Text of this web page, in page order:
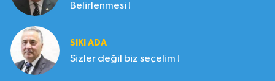
Belirlenmesi !
SIKI ADA
Sizler değil biz seçelim !